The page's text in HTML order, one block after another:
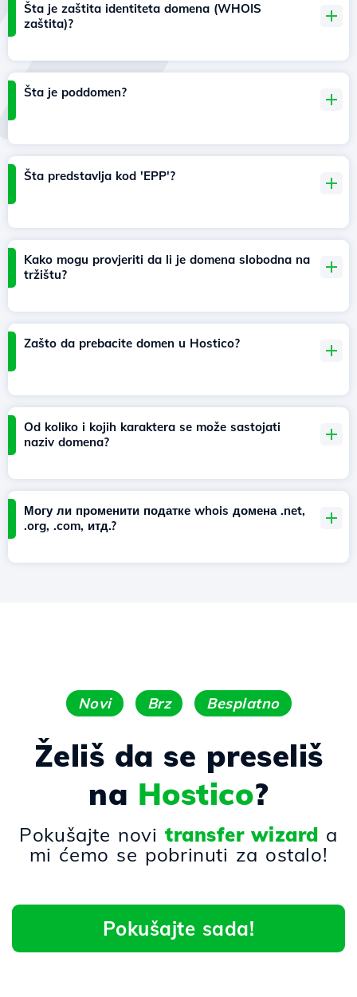
Šta je zaštita identiteta domena (WHOIS
zaštita)?
Šta je poddomen?
Šta predstavlja kod 'EPP'?
Kako mogu provjeriti da li je domena slobodna na
tržištu?
Zašto da prebacite domen u Hostico?
Od koliko i kojih karaktera se može sastojati
naziv domena?
Могу ли променити податке whois домена .net,
.org, .com, итд.?
Novi Brz Besplatno
Želiš da se preseliš
na Hostico?
Pokušajte novitransfer wizard a
mi ćemo se pobrinuti za ostalo!
Pokušajte sada!